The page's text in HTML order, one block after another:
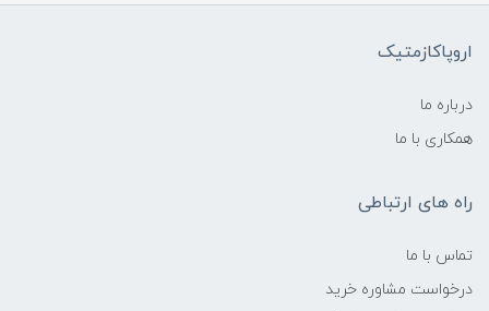
اروپاکازمتیک
درباره ما
همکاری با ما
راه های ارتباطی
تماس با ما
درخواست مشاوره خرید